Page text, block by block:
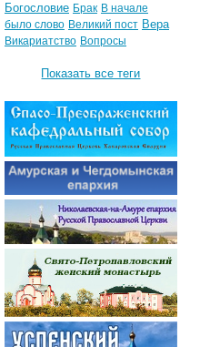
Богословие Брак В начале
было слово Великий пост Вера
Викариатство Вопросы
Показать все теги